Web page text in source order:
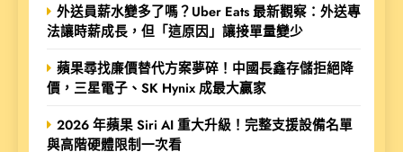
外送員薪水變多了嗎？Uber Eats 最新觀察：外送專
法讓時薪成長，但「這原因」讓接單量變少
蘋果尋找廉價替代方案夢碎！中國長鑫存儲拒絕降
價，三星電子、SK Hynix 成最大贏家
2026 年蘋果 Siri AI 重大升級！完整支援設備名單
與高階硬體限制一次看